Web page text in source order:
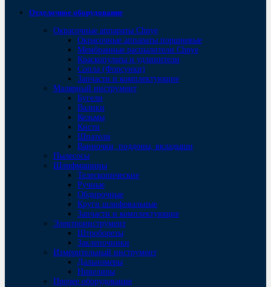
Отделочное оборудование
Окрасочные аппараты Chnye
Окрасочные аппараты поршневые
Мембранные распылители Chnye
Краскопульты и удлинители
Сопла (Форсунки)
Запчасти и комплектующие
Малярный инструмент
Бугели
Валики
Кельмы
Кисти
Шпатели
Ванночки, поддоны, вкладыши
Пылесосы
Шлифмашины
Телескопические
Ручные
Обдирочные
Круги шлифовальные
Запчасти и комплектующие
Электроинструмент
Штроборезы
Заклепочники
Измерительный инструмент
Дальномеры
Нивелиры
Прочее оборудование